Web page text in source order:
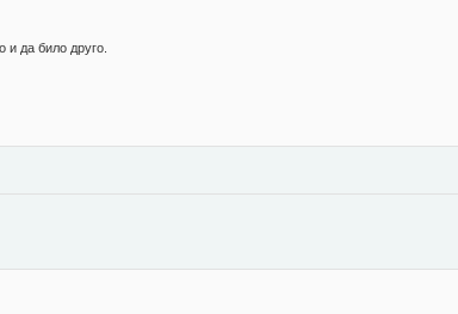
и да било друго.